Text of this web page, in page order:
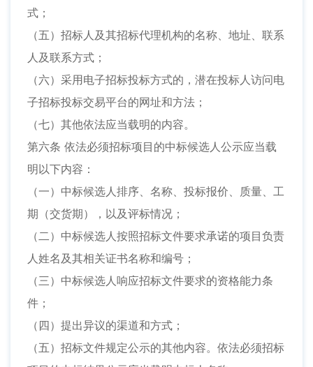
式；
（五）招标人及其招标代理机构的名称、地址、联系
人及联系方式；
（六）采用电子招标投标方式的，潜在投标人访问电
子招标投标交易平台的网址和方法；
（七）其他依法应当载明的内容。
第六条 依法必须招标项目的中标候选人公示应当载
明以下内容：
（一）中标候选人排序、名称、投标报价、质量、工
期（交货期），以及评标情况；
（二）中标候选人按照招标文件要求承诺的项目负责
人姓名及其相关证书名称和编号；
（三）中标候选人响应招标文件要求的资格能力条
件；
（四）提出异议的渠道和方式；
（五）招标文件规定公示的其他内容。依法必须招标